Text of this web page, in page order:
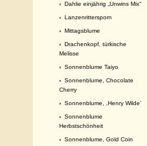
› Dahlie einjährig „Unwins Mix“
› Lanzenrittersporn
› Mittagsblume
› Drachenkopf, türkische
Melisse
› Sonnenblume Taiyo
› Sonnenblume, Chocolate
Cherry
› Sonnenblume, ,Henry Wilde’
› Sonnenblume
Herbstschönheit
› Sonnenblume, Gold Coin